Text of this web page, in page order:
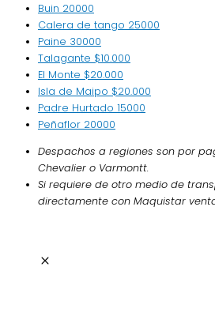
Buin 20000
Calera de tango 25000
Paine 30000
Talagante $10.000
El Monte $20.000
Isla de Maipo $20.000
Padre Hurtado 15000
Peñaflor 20000
Despachos a regiones son por
Chevalier o Varmontt.
Si requiere de otro medio de
directamente con Maquistar